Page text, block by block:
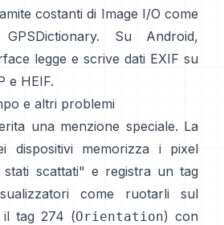
costanti di Image I/O come
GPSDictionary. Su Android,
legge e scrive dati EXIF su
e HEIF.
e altri problemi
una menzione speciale. La
dispositivi memorizza i pixel
scattati" e registra un tag
come ruotarli sul
il tag 274 (Orientation) con